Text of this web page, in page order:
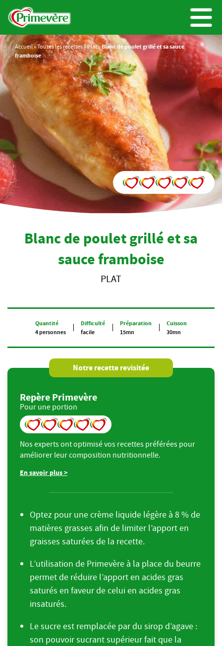
Accueil»Toutes les recettes»Plat»Blanc de poulet grillé et sa sauce
framboise
Blanc de poulet grillé et sa
sauce framboise
PLAT
Quantité
4 personnes
Difficulté
facile
Préparation
15mn
Cuisson
30mn
Notre recette revisitée
Repère Primevère
Pour une portion
Nos experts ont optimisé vos recettes préférées pour
améliorer leur composition nutritionnelle.
En savoir plus >
Optez pour une crème liquide légère à 8 % de
matières grasses afin de limiter l’apport en
graisses saturées de la recette.
L’utilisation de Primevère à la place du beurre
permet de réduire l’apport en acides gras
saturés en faveur de celui en acides gras
insaturés.
Le sucre est remplacée par du sirop d’agave :
son pouvoir sucrant supérieur fait que la